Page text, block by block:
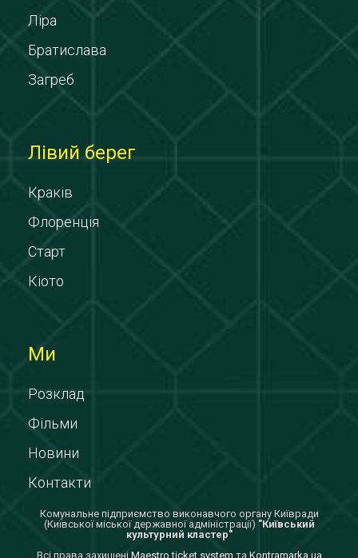
Ліра
Братислава
Загреб
Лівий берег
Краків
Флоренція
Старт
Кіото
Ми
Розклад
Фільми
Новини
Контакти
Комунальне підприємство виконавчого органу Київради
(Київської міської державної адміністрації) "Київський
культурний кластер"
Всi права захищенi Maestro ticket system та Kontramarka.ua